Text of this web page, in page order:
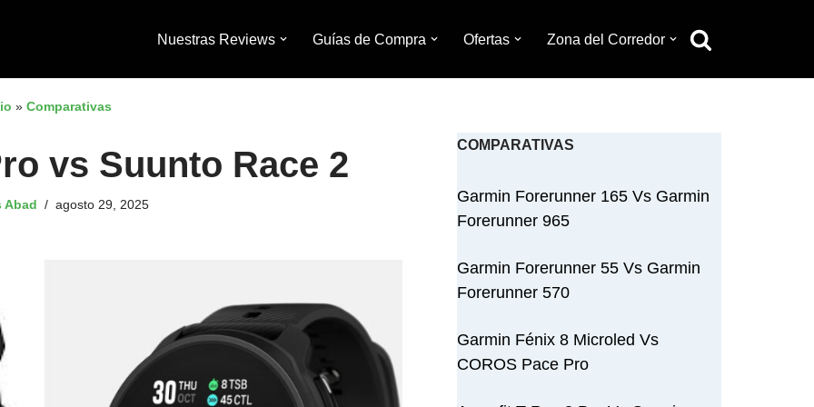
Nuestras Reviews Guías de Compra Ofertas Zona del Corredor
» Comparativas
vs Suunto Race 2
Abad agosto 29, 2025
COMPARATIVAS
Garmin Forerunner 165 Vs Garmin
Forerunner 965
Garmin Forerunner 55 Vs Garmin
Forerunner 570
Garmin Fénix 8 Microled Vs
COROS Pace Pro